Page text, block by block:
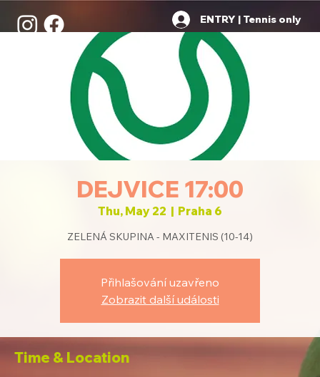
ENTRY | Tennis only
DEJVICE 17:00
Thu, May 22
  |
Praha 6
ZELENÁ SKUPINA - MAXITENIS (10-14)
Přihlašování uzavřeno
Zobrazit další události
Time & Location